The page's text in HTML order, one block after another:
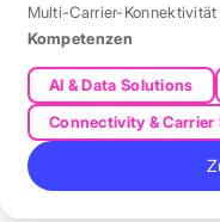
Multi-Carrier-Konnektivität
Kompetenzen
AI & Data Solutions
Connectivity & Carrier